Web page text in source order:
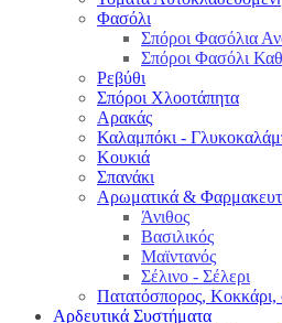
Φασόλι
Σπόροι Φασόλια
Σπόροι Φασόλι
Ρεβύθι
Σπόροι Χλοοτάπητα
Αρακάς
Καλαμπόκι -
Κουκιά
Σπανάκι
Αρωματικά &
Άνιθος
Βασιλικός
Μαϊντανός
Σέλινο - Σέλερι
Πατατόσπορος, Κοκκάρι,
Αρδευτικά Συστήματα